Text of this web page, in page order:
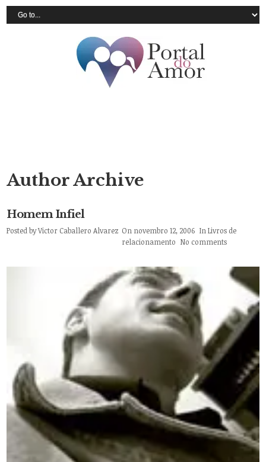
Author Archive
Homem Infiel
Posted byVictor Caballero Alvarez On novembro 12, 2006 InLivros de
relacionamento No comments